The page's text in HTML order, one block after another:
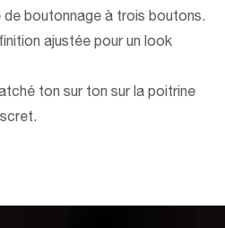
boutonnage à trois boutons.
ajustée pour un look
ton sur ton sur la poitrine